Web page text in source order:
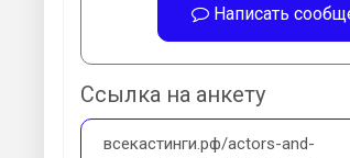
Написать
Ссылка на анкету
всекастинги.рф/actors-and-